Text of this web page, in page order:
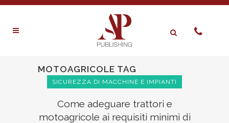
MOTOAGRICOLE TAG
SICUREZZA DI MACCHINE E IMPIANTI
Come adeguare trattori e
motoagricole ai requisiti minimi di